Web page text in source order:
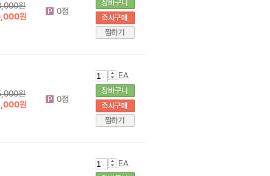
원
원
0점
원
원
0점
EA
EA